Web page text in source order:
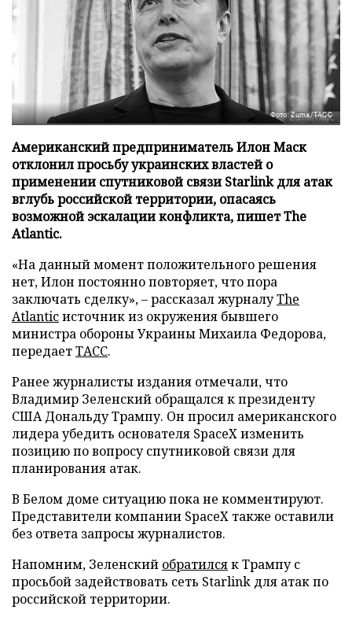
Фото: Zuma/ТАСС
Американский предприниматель Илон Маск
отклонил просьбу украинских властей о
применении спутниковой связи Starlink для атак
вглубь российской территории, опасаясь
возможной эскалации конфликта, пишет The
Atlantic.
«На данный момент положительного решения
нет, Илон постоянно повторяет, что пора
заключать сделку», – рассказал журналуThe
Atlanticисточник из окружения бывшего
министра обороны Украины Михаила Федорова,
передаетТАСС.
Ранее журналисты издания отмечали, что
Владимир Зеленский обращался к президенту
США Дональду Трампу. Он просил американского
лидера убедить основателя SpaceX изменить
позицию по вопросу спутниковой связи для
планирования атак.
В Белом доме ситуацию пока не комментируют.
Представители компании SpaceX также оставили
без ответа запросы журналистов.
Напомним, Зеленский обратилсяк Трампу с
просьбой задействовать сеть Starlink для атак по
российской территории.